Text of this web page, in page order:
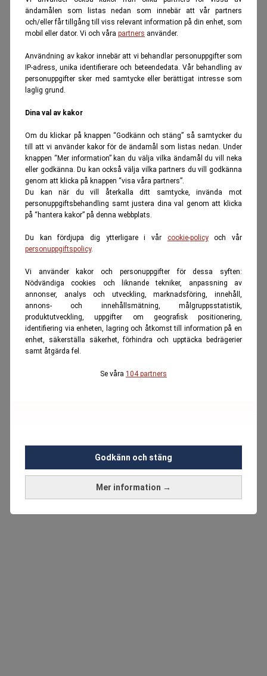
ändamålen som listas nedan som innebär att vår partners
och/eller får tillgång till viss relevant information på din enhet, som
mobil eller dator. Vi och våra partners använder.
Användning av kakor innebär att vi behandlar personuppgifter som
IP-adress, unika identifierare och beteendedata. Vår behandling av
personuppgifter sker med samtycke eller berättigat intresse som
laglig grund.
Dina val av kakor
Om du klickar på knappen “Godkänn och stäng” så samtycker du
till att vi använder kakor för de ändamål som listas nedan. Under
knappen “Mer information” kan du välja vilka ändamål du vill neka
eller godkänna. Du kan också välja vilka partners du vill godkänna
genom att klicka på knappen “visa våra partners”.
Du kan när du vill återkalla ditt samtycke, invända mot
personuppgiftsbehandling samt justera dina val genom att klicka
på “hantera kakor” på denna webbplats.
Du kan fördjupa dig ytterligare i vår cookie-policyoch vår
personuppgiftspolicy.
Vi använder kakor och personuppgifter för dessa syften:
Nödvändiga cookies och liknande tekniker, anpassning av
annonser, analys och utveckling, marknadsföring, innehåll,
annons- och innehållsmätning, målgruppsstatistik,
produktutveckling, uppgifter om geografisk positionering,
identifiering via enheten, lagring och åtkomst till information på en
enhet, säkerställa säkerhet, förhindra och upptäcka bedrägerier
samt åtgärda fel.
Se våra 104 partners
Mer information →
Godkänn och stäng